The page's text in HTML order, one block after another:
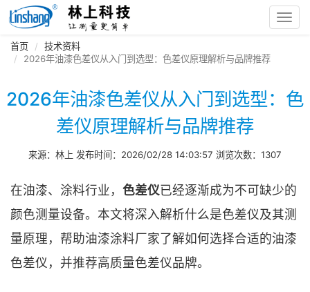
首页
技术资料
2026年油漆色差仪从入门到选型：色差仪原理解析与品牌推荐
2026年油漆色差仪从入门到选型：色
差仪原理解析与品牌推荐
来源：林上 发布时间：2026/02/28 14:03:57 浏览次数：1307
在油漆、涂料行业， 色差仪已经逐渐成为不可缺少的
颜色测量设备。本文将深入解析什么是色差仪及其测
量原理，帮助油漆涂料厂家了解如何选择合适的油漆
色差仪，并推荐高质量色差仪品牌。